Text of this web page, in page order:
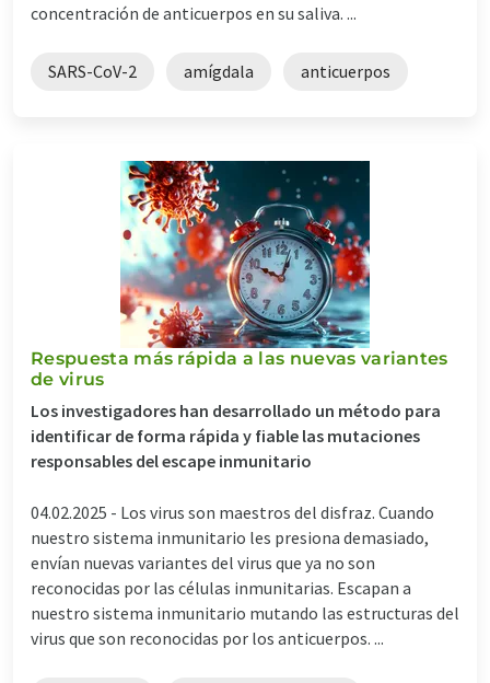
concentración de anticuerpos en su saliva. ...
SARS-CoV-2 amígdala anticuerpos
Respuesta más rápida a las nuevas variantes
de virus
Los investigadores han desarrollado un método para
identificar de forma rápida y fiable las mutaciones
responsables del escape inmunitario
04.02.2025 - Los virus son maestros del disfraz. Cuando
nuestro sistema inmunitario les presiona demasiado,
envían nuevas variantes del virus que ya no son
reconocidas por las células inmunitarias. Escapan a
nuestro sistema inmunitario mutando las estructuras del
virus que son reconocidas por los anticuerpos. ...